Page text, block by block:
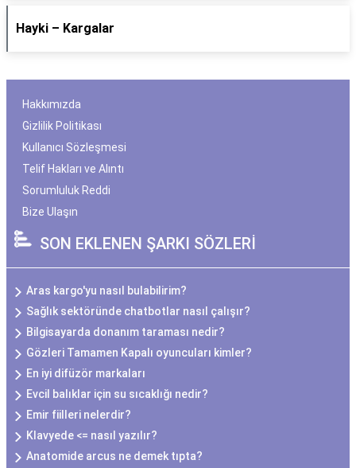
Hayki – Kargalar
Hakkımızda
Gizlilik Politikası
Kullanıcı Sözleşmesi
Telif Hakları ve Alıntı
Sorumluluk Reddi
Bize Ulaşın
SON EKLENEN ŞARKI SÖZLERİ
Aras kargo'yu nasıl bulabilirim?
Sağlık sektöründe chatbotlar nasıl çalışır?
Bilgisayarda donanım taraması nedir?
Gözleri Tamamen Kapalı oyuncuları kimler?
En iyi difüzör markaları
Evcil balıklar için su sıcaklığı nedir?
Emir fiilleri nelerdir?
Klavyede <= nasıl yazılır?
Anatomide arcus ne demek tıpta?